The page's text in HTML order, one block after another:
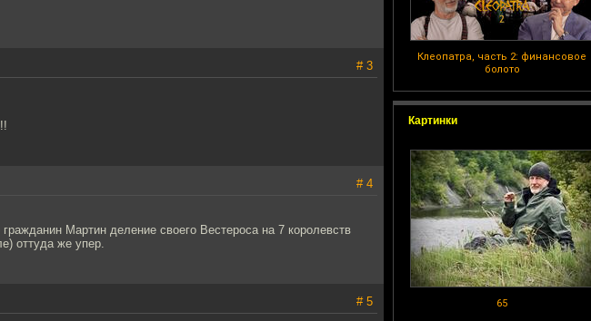
Клеопатра, часть 2: финансовое
болото
Картинки
65
# 3
# 4
Мартин деление своего Вестероса на 7 королевств
оттуда же упер.
# 5